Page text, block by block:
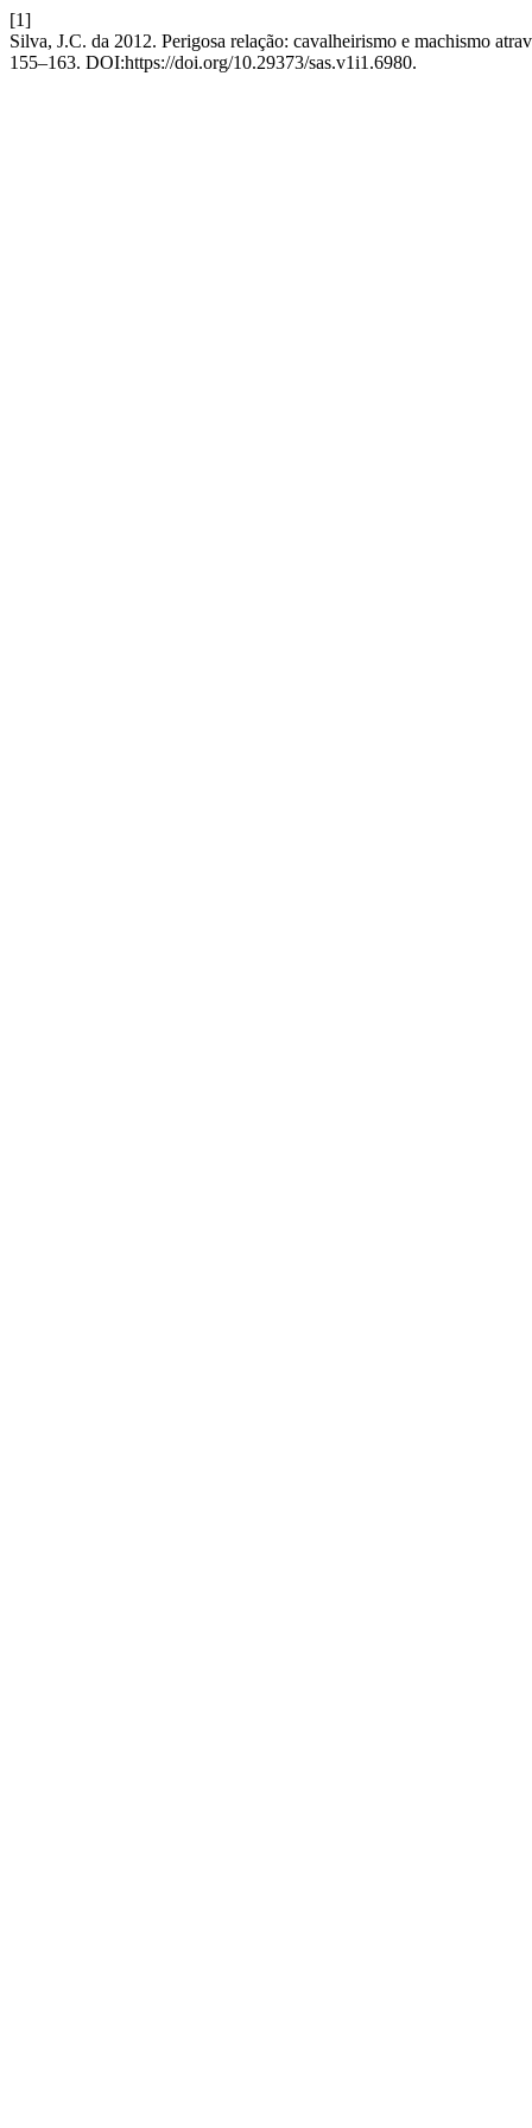
[1]
Silva, J.C. da 2012. Perigosa relação: cavalheirismo e machismo
155–163. DOI:https://doi.org/10.29373/sas.v1i1.6980.